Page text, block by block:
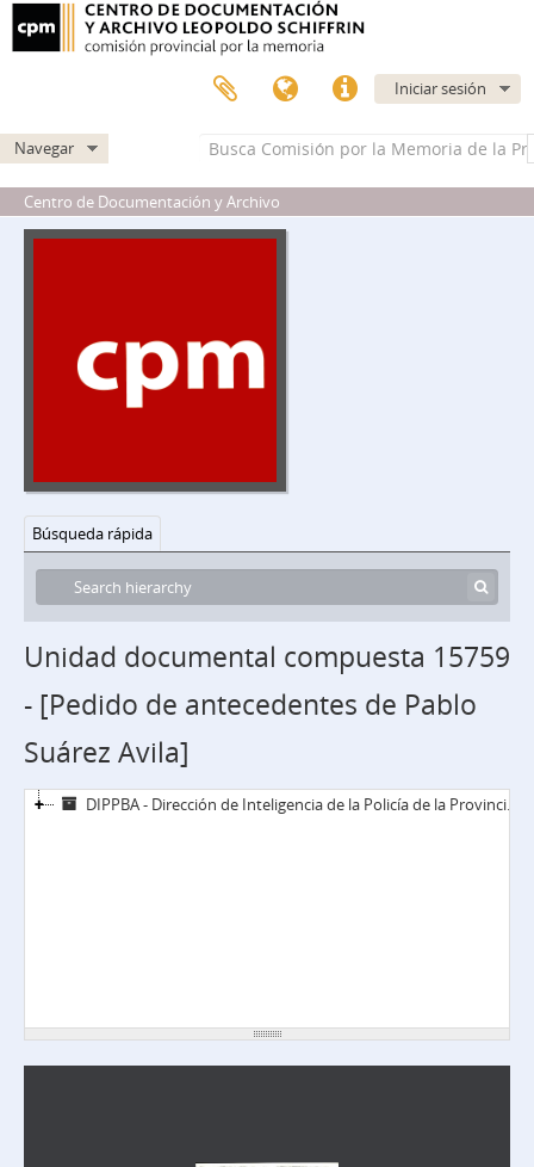
Iniciar sesión
Navegar
Centro de Documentación y Archivo
Búsqueda rápida
Unidad documental compuesta 15759
- [Pedido de antecedentes de Pablo
Suárez Avila]
DIPPBA - Dirección de Inteligencia de la Policía de la Provincia de Buenos Aires